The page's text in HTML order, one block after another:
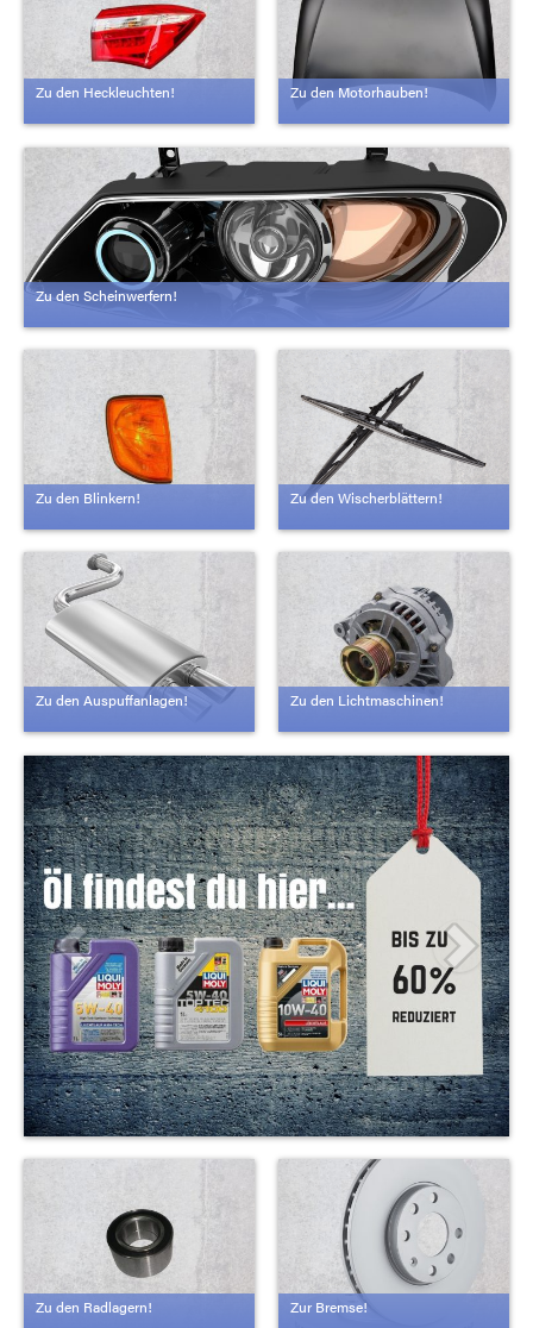
Zu den Heckleuchten! Zu den Motorhauben!
Zu den Scheinwerfern!
Zu den Blinkern! Zu den Wischerblättern!
Zu den Auspuffanlagen! Zu den Lichtmaschinen!
Zu den Radlagern! Zur Bremse!